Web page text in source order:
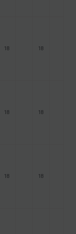
18 18
18 18
18 18